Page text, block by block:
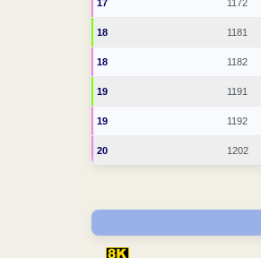
17 1172
18 1181
18 1182
19 1191
19 1192
20 1202